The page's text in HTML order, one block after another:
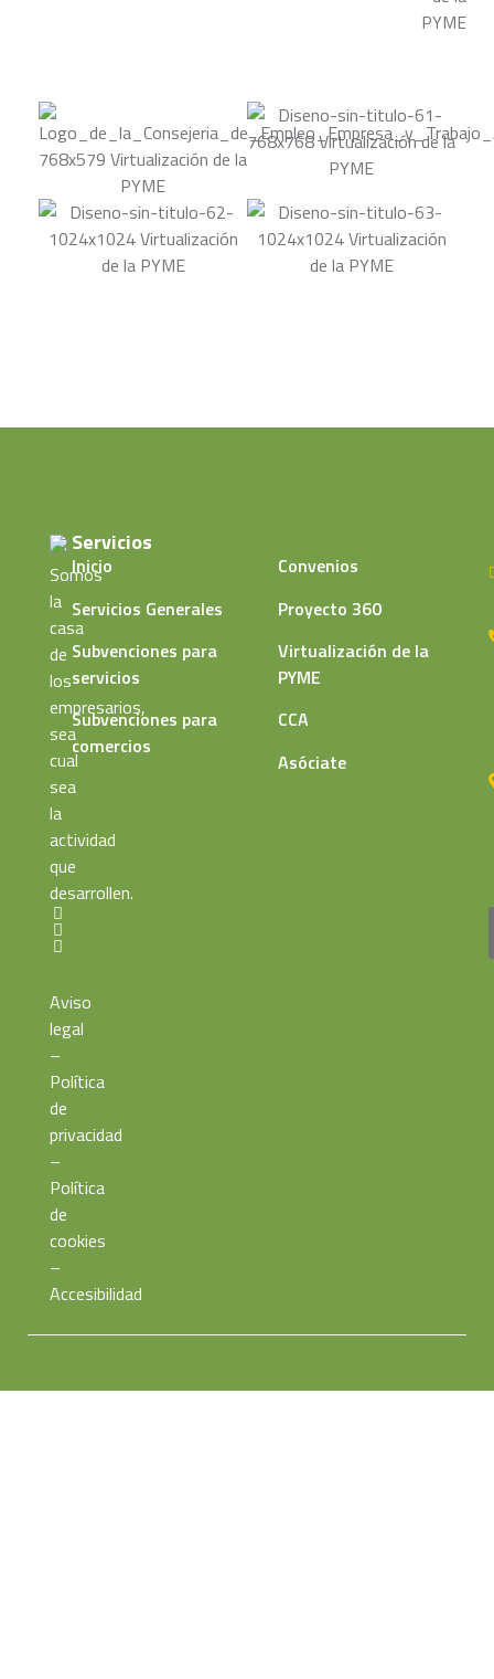
Somos
la
casa
de
los
empresarios,
sea
cual
sea
la
actividad
que
desarrollen.
Aviso
legal
–
Política
de
privacidad
–
Política
de
cookies
–
Accesibilidad
Servicios
Inicio
Servicios Generales
Subvenciones para
servicios
Subvenciones para
comercios
Convenios
Proyecto 360
Virtualización de la
PYME
CCA
Asóciate